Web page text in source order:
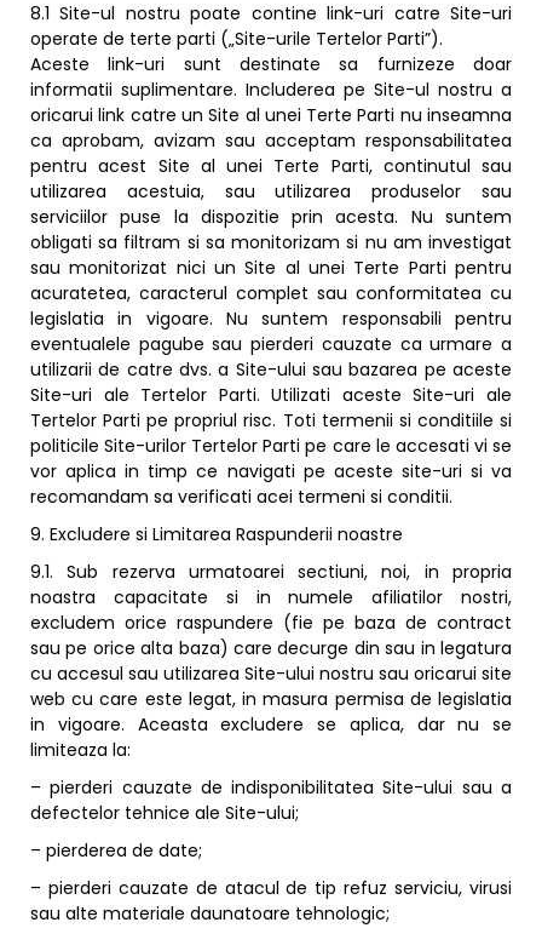
8.1 Site-ul nostru poate contine link-uri catre Site-uri
operate de terte parti („Site-urile Tertelor Parti”).
Aceste link-uri sunt destinate sa furnizeze doar
informatii suplimentare. Includerea pe Site-ul nostru a
oricarui link catre un Site al unei Terte Parti nu inseamna
ca aprobam, avizam sau acceptam responsabilitatea
pentru acest Site al unei Terte Parti, continutul sau
utilizarea acestuia, sau utilizarea produselor sau
serviciilor puse la dispozitie prin acesta. Nu suntem
obligati sa filtram si sa monitorizam si nu am investigat
sau monitorizat nici un Site al unei Terte Parti pentru
acuratetea, caracterul complet sau conformitatea cu
legislatia in vigoare. Nu suntem responsabili pentru
eventualele pagube sau pierderi cauzate ca urmare a
utilizarii de catre dvs. a Site-ului sau bazarea pe aceste
Site-uri ale Tertelor Parti. Utilizati aceste Site-uri ale
Tertelor Parti pe propriul risc. Toti termenii si conditiile si
politicile Site-urilor Tertelor Parti pe care le accesati vi se
vor aplica in timp ce navigati pe aceste site-uri si va
recomandam sa verificati acei termeni si conditii.
9. Excludere si Limitarea Raspunderii noastre
9.1. Sub rezerva urmatoarei sectiuni, noi, in propria
noastra capacitate si in numele afiliatilor nostri,
excludem orice raspundere (fie pe baza de contract
sau pe orice alta baza) care decurge din sau in legatura
cu accesul sau utilizarea Site-ului nostru sau oricarui site
web cu care este legat, in masura permisa de legislatia
in vigoare. Aceasta excludere se aplica, dar nu se
limiteaza la:
– pierderi cauzate de indisponibilitatea Site-ului sau a
defectelor tehnice ale Site-ului;
– pierderea de date;
– pierderi cauzate de atacul de tip refuz serviciu, virusi
sau alte materiale daunatoare tehnologic;